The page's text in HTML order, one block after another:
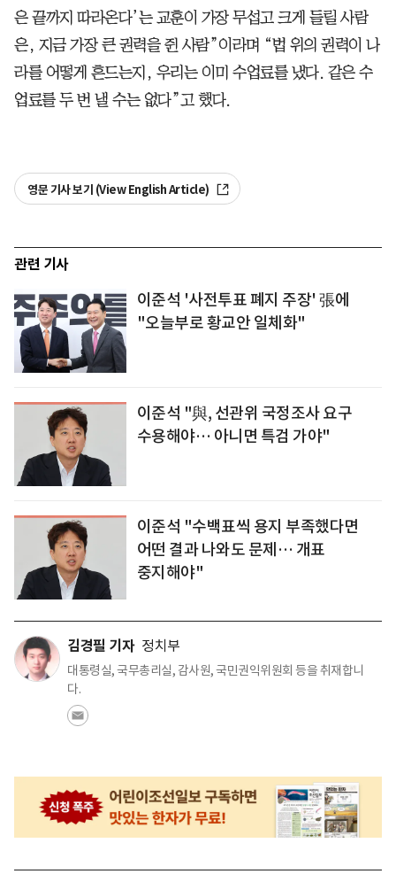
은 끝까지 따라온다’는 교훈이 가장 무섭고 크게 들릴 사람
은, 지금 가장 큰 권력을 쥔 사람”이라며 “법 위의 권력이 나
라를 어떻게 흔드는지, 우리는 이미 수업료를 냈다. 같은 수
업료를 두 번 낼 수는 없다”고 했다.
영문 기사 보기 (View English Article)
관련 기사
이준석 '사전투표 폐지 주장' 張에
"오늘부로 황교안 일체화"
이준석 "與, 선관위 국정조사 요구
수용해야… 아니면 특검 가야"
이준석 "수백표씩 용지 부족했다면
어떤 결과 나와도 문제… 개표
중지해야"
김경필 기자 정치부
대통령실, 국무총리실, 감사원, 국민권익위원회 등을 취재합니
다.